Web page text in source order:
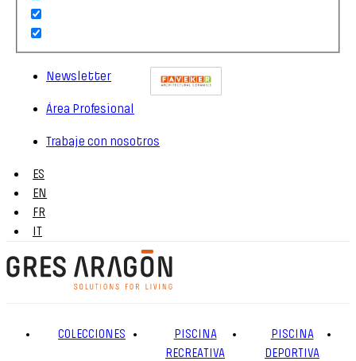
Newsletter
Área Profesional
Trabaje con nosotros
ES
EN
FR
IT
COLECCIONES
PISCINA
RECREATIVA
PISCINA
DEPORTIVA